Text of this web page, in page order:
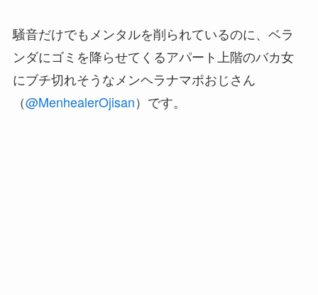
騒音だけでもメンタルを削られているのに、ベラ
ンダにゴミを降らせてくるアパート上階のバカ女
にブチ切れそうなメンヘラナマポおじさん
（@MenhealerOjisan）です。